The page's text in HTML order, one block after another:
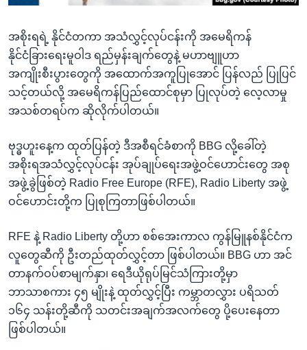
ရန်
ရှာဖွေ
ရန်
နေရာ
သို့
ရန်
ဘာသာစကားများ
အစိုးရရဲ့ နိုင်ငံတကာ အသံလွှင့်လုပ်ငန်းကို အမေရိကန်
နိုင်ငံခြားရေးမူဝါဒ ရည်မှန်းချက်တွေနဲ့ မဟာဗျူဟာ
အကျိုးစီးပွားတွေကို အထောက်အကူပြုအောင် ပြန်လည် ပြုပြင်
သင့်တယ်လို့ အမေရိကန်ပြည်ထောင်စုမှာ ပြုလုပ်တဲ့ လေ့လာမှု
အသစ်တရပ်က ဆိုလိုက်ပါတယ်။
ဗုဒ္ဓဟူးနေ့က ထုတ်ပြန်တဲ့ ဒီအစီရင်ခံစာကို BBG လို့ခေါ်တဲ့
အစိုးရအသံလွှင့်လုပ်ငန်း အုပ်ချုပ်ရေးအဖွဲ့ဝင်ဟောင်းတွေ အစု
အဖွဲ့ခွဲဖြစ်တဲ့ Radio Free Europe (RFE), Radio Liberty အဖွဲ့
ဝင်ဟောင်းတို့က ပြုစုကြတာဖြစ်ပါတယ်။
RFE နဲ့ Radio Liberty တို့ဟာ စစ်အေးကာလ ကွန်မြူနစ်နိုင်ငံက
လူတွေဆီကို ဦးတည်ထုတ်လွှင့်တာ ဖြစ်ပါတယ်။ BBG ဟာ အင်
တာနက်ဝပ်စာမျက်နှာ၊ ရေဒီယိုရုပ်မြင်သံကြားတို့မှာ
ဘာသာစကား ၄၅ မျိုးနဲ့ ထုတ်လွှင့်ပြီး ကမ္ဘာတလွှား ပရိသတ်
၁၆၄ သန်းတို့ဆီကို သတင်းအချက်အလက်တွေ ပို့ပေးနေတာ
ဖြစ်ပါတယ်။